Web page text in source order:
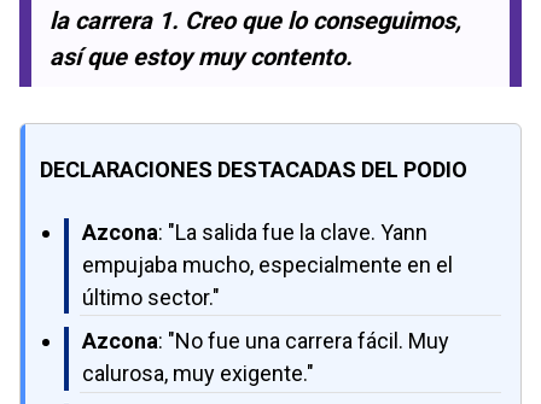
la carrera 1. Creo que lo conseguimos,
así que estoy muy contento.
DECLARACIONES DESTACADAS DEL PODIO
Azcona: "La salida fue la clave. Yann
empujaba mucho, especialmente en el
último sector."
Azcona: "No fue una carrera fácil. Muy
calurosa, muy exigente."